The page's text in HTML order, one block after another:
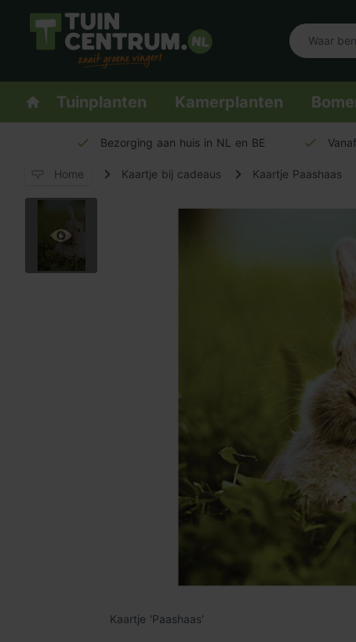
Logo Tuincentrum.nl
Homepage
Tuinplanten Kamerplanten
Bezorging aan huis in NL en BE
Home Kaartje bij cadeaus Kaartje Paashaas
Kaartje 'Paashaas'